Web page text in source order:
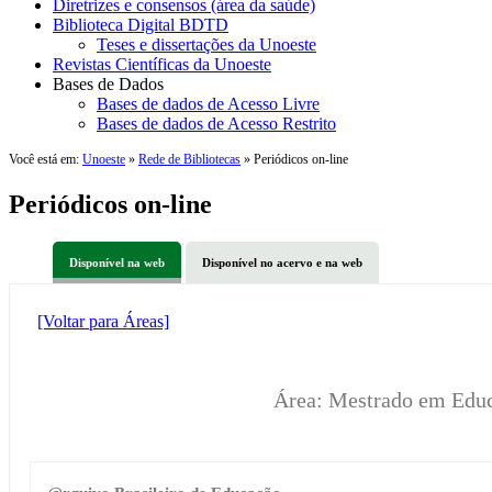
Diretrizes e consensos (área da saúde)
Biblioteca Digital BDTD
Teses e dissertações da Unoeste
Revistas Científicas da Unoeste
Bases de Dados
Bases de dados de Acesso Livre
Bases de dados de Acesso Restrito
Você está em: Unoeste » Rede de Bibliotecas » Periódicos on-line
Periódicos on-line
Disponível na web Disponível no acervo e na web
[Voltar para Áreas]
Área: Mestrado em